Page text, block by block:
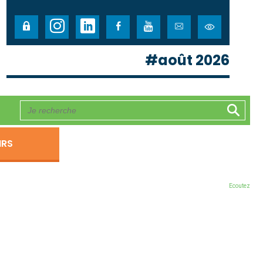
#août 2026
Ecoutez